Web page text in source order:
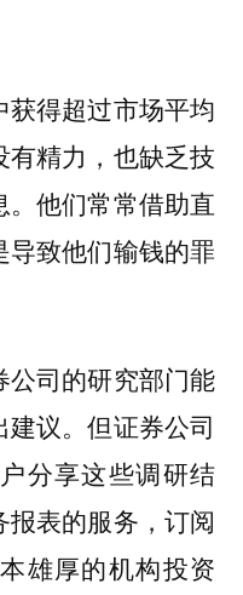
得超过市场平均
精力，也缺乏技
。他们常常借助直
致他们输钱的罪
司的研究部门能
议。但证券公司
分享这些调研结
表的服务，订阅
雄厚的机构投资